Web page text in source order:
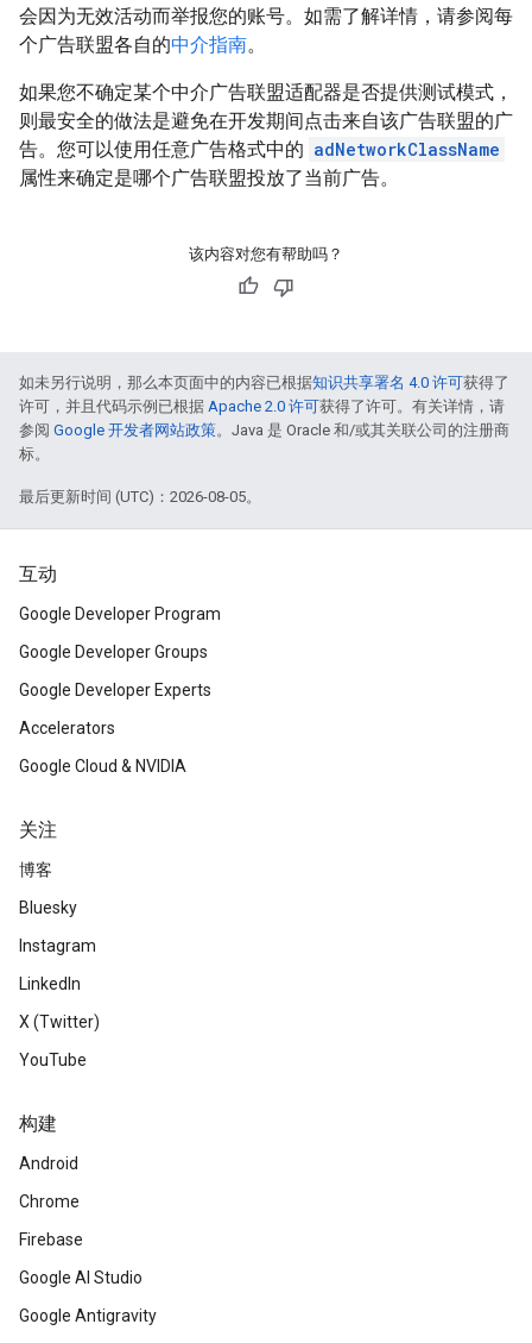
会因为无效活动而举报您的账号。如需了解详情，请参阅每
个广告联盟各自的中介指南。
如果您不确定某个中介广告联盟适配器是否提供测试模式，
则最安全的做法是避免在开发期间点击来自该广告联盟的广
告。您可以使用任意广告格式中的 adNetworkClassName
属性来确定是哪个广告联盟投放了当前广告。
该内容对您有帮助吗？
如未另行说明，那么本页面中的内容已根据知识共享署名 4.0 许可获得了
许可，并且代码示例已根据 Apache 2.0 许可获得了许可。有关详情，请
参阅 Google 开发者网站政策。Java 是 Oracle 和/或其关联公司的注册商
标。
最后更新时间 (UTC)：2026-08-05。
互动
Google Developer Program
Google Developer Groups
Google Developer Experts
Accelerators
Google Cloud & NVIDIA
关注
博客
Bluesky
Instagram
LinkedIn
X (Twitter)
YouTube
构建
Android
Chrome
Firebase
Google AI Studio
Google Antigravity